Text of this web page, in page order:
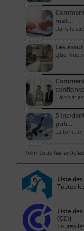
mat…
Dans le
Les
Quel que
L'avocat
5
pub…
La
Voir tous les
Liste
Toutes
Liste
(CCI)
Toutes